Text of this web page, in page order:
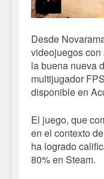
Desde
videojuegos
la buena nueva
multijugador
disponible en
El juego, que
en el contexto
ha logrado
80% en Steam.